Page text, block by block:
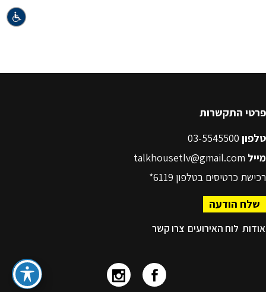
פרטי התקשרות
טלפון
מייל talkhousetlv@gmail.com
רכישת כרטיסים בטלפון 6119*
שלח הודעה
אודות לוח האירועים צרו קשר